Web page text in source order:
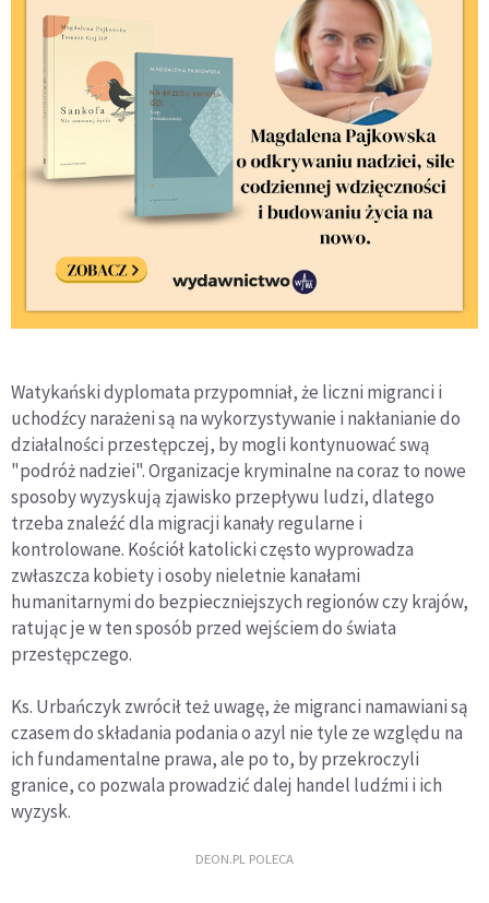
Watykański dyplomata przypomniał, że liczni migranci i
uchodźcy narażeni są na wykorzystywanie i nakłanianie do
działalności przestępczej, by mogli kontynuować swą
"podróż nadziei". Organizacje kryminalne na coraz to nowe
sposoby wyzyskują zjawisko przepływu ludzi, dlatego
trzeba znaleźć dla migracji kanały regularne i
kontrolowane. Kościół katolicki często wyprowadza
zwłaszcza kobiety i osoby nieletnie kanałami
humanitarnymi do bezpieczniejszych regionów czy krajów,
ratując je w ten sposób przed wejściem do świata
przestępczego.
Ks. Urbańczyk zwrócił też uwagę, że migranci namawiani są
czasem do składania podania o azyl nie tyle ze względu na
ich fundamentalne prawa, ale po to, by przekroczyli
granice, co pozwala prowadzić dalej handel ludźmi i ich
wyzysk.
DEON.PL POLECA